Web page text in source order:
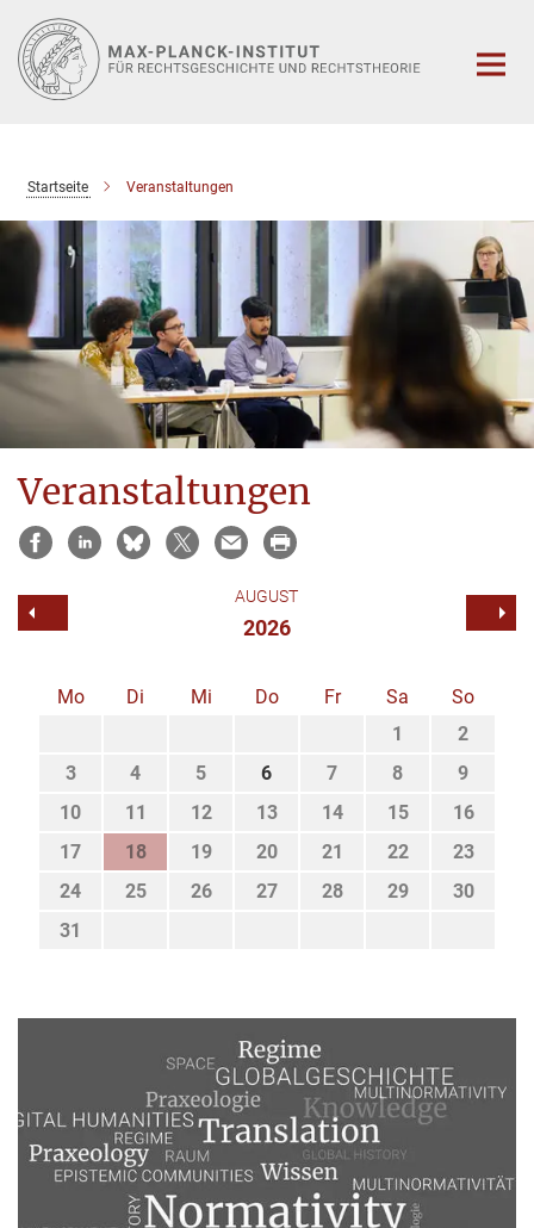
Hauptinhalt
Startseite Veranstaltungen
Veranstaltungen
AUGUST
2026
Mo Di Mi Do Fr Sa
So
1
2
3
4 5 6 7 8
9
10
11 12 13 14 15
16
17
18 19 20 21 22
23
24
25 26 27 28 29
30
31